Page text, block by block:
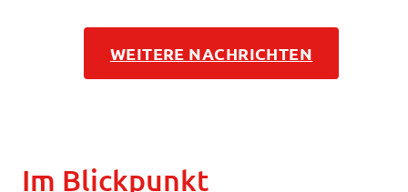
WEITERE NACHRICHTEN
Im Blickpunkt